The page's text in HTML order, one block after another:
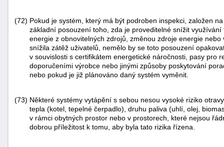
(72) Pokud je systém, který má být podroben inspekci, založen
základní posouzení toho, zda je proveditelné snížit
energie z obnovitelných zdrojů, změnou zdroje energie
snížila zátěž uživatelů, nemělo by se toto posouzení
v souvislosti s certifikátem energetické náročnosti, pasy pro
doporučeními výrobce nebo jinými způsoby poskytování
nebo pokud je již plánováno daný systém vyměnit.
(73) Některé systémy vytápění s sebou nesou vysoké riziko
tepla (kotel, tepelné čerpadlo), druhu paliva (uhlí, olej,
v rámci obytných prostor nebo v prostorech, které nejsou
dobrou příležitost k tomu, aby byla tato rizika řízena.